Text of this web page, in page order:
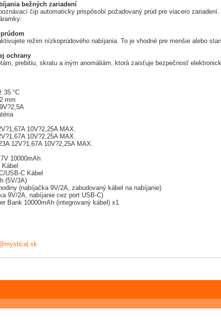
bežných zariadení
čip automaticky prispôsobí požadovaný prúd pre viacero
režim nízkoprúdového nabíjania. To je vhodné pre menšie alebo
ochrany
prebitiu, skratu a iným anomáliám, ktorá zaisťuje bezpečnosť
35 °C
mm
10V?2,25A MAX.
10V?2,25A MAX.
12V?1,67A 10V?2,25A MAX.
10000mAh
USB-C Kábel
(5V/3A)
(nabíjačka 9V/2A, zabudovaný kábel na nabíjanie)
9V/2A, nabíjanie cez port USB-C)
Bank 10000mAh (integrovaný kábel) x1